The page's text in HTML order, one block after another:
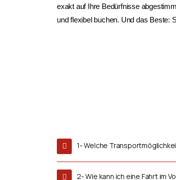
exakt auf Ihre Bedürfnisse
und flexibel buchen. Und das Beste:
1- Welche
2- Wie kann ich eine Fahrt im